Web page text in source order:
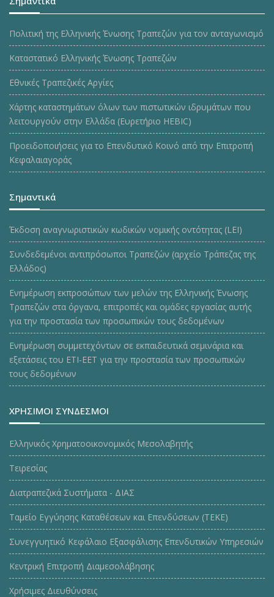
Πολιτική της Ελληνικής Ένωσης Τραπεζών για τον ανταγωνισμό
Καταστατικό Ελληνικής Ένωσης Τραπεζών
Εθνικές Τραπεζικές Αργίες
Χάρτης καταστημάτων όλων των πιστωτικών ιδρυμάτων που
λειτουργούν στην Ελλάδα (Ευρετήριο HEBIC)
Προειδοποιήσεις για το Επενδυτικό Κοινό από την Επιτροπή
Κεφαλαιαγοράς
Σημαντικά
Έκδοση αναγνωριστικών κωδικών νομικής οντότητας (LEI)
Συνδεδεμένοι αντιπρόσωποι Τραπεζών (αρχείο Τράπεζας της
Ελλάδος)
Ενημέρωση εκπροσώπων των μελών της Ελληνικής Ένωσης
Τραπεζών στα όργανα, επιτροπές και ομάδες εργασίας αυτής
για την προστασία των προσωπικών τους δεδομένων
Ενημέρωση συμμετεχόντων σε εκπαιδευτικά σεμινάρια και
εξετάσεις του ΕΤΙ-ΕΕΤ για την προστασία των προσωπικών
τους δεδομένων
ΧΡΗΣΙΜΟΙ ΣΥΝΔΕΣΜΟΙ
Ελληνικός Χρηματοοικονομικός Μεσολαβητής
Τειρεσίας
Διατραπεζικά Συστήματα - ΔΙΑΣ
Ταμείο Εγγύησης Καταθέσεων και Επενδύσεων (ΤΕΚE)
Συνεγγυητικό Κεφάλαιο Εξασφάλισης Επενδυτικών Υπηρεσιών
Κεντρική Επιτροπή Διαμεσολάβησης
Χρήσιμες Διευθύνσεις